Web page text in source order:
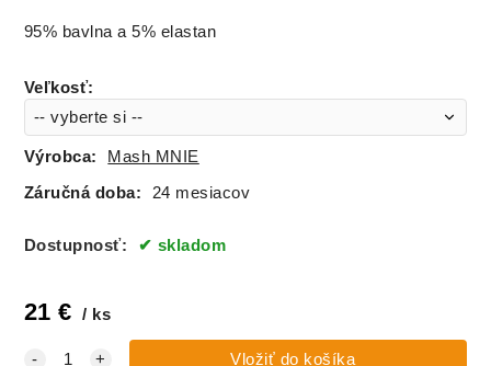
95% bavlna a 5% elastan
Veľkosť:
Výrobca: Mash MNIE
Záručná doba: 24 mesiacov
Dostupnosť: skladom
21 € ks